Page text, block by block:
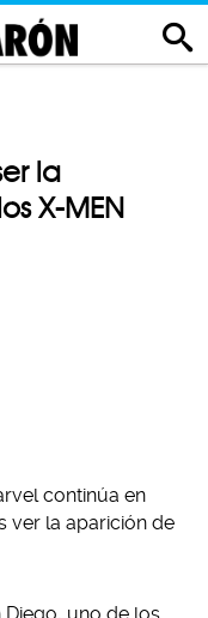
la
X-MEN
continúa en
ver la aparición de